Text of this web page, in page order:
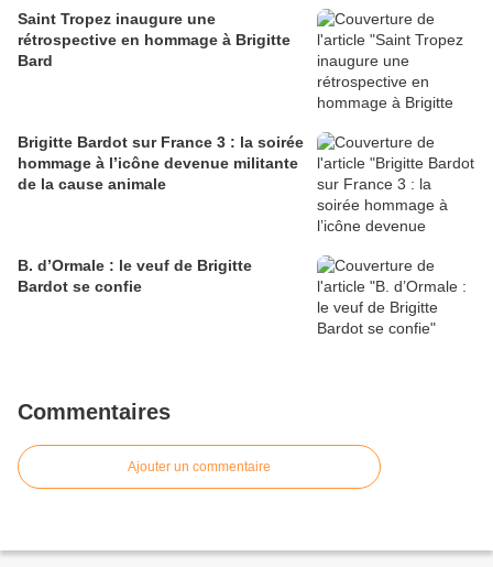
Saint Tropez inaugure une
rétrospective en hommage à Brigitte
Bard
Brigitte Bardot sur France 3 : la soirée
hommage à l’icône devenue militante
de la cause animale
B. d’Ormale : le veuf de Brigitte
Bardot se confie
Commentaires
Ajouter un commentaire